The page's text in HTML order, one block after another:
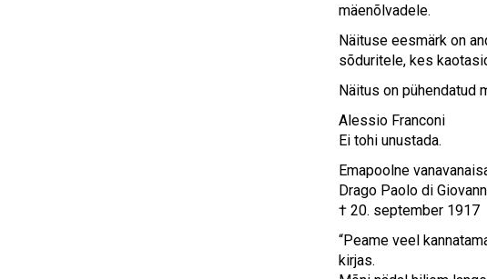
mäenõlvadele.
Näituse eesmärk on
sõduritele, kes
Näitus on pühendatud
Alessio Franconi
Ei tohi unustada.
Emapoolne
Drago Paolo di
† 20. september 1917
“Peame veel
kirjas.